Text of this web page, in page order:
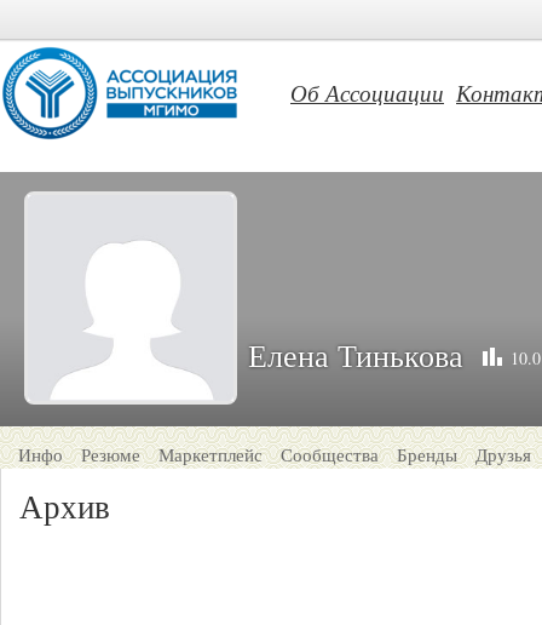
Об Ассоциации
Елена Тинькова 10.0
Инфо Резюме Маркетплейс Сообщества Бренды Друзья
Архив